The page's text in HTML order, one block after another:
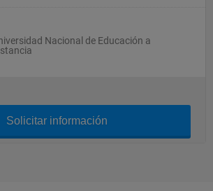
Nacional de Educación a
Solicitar información